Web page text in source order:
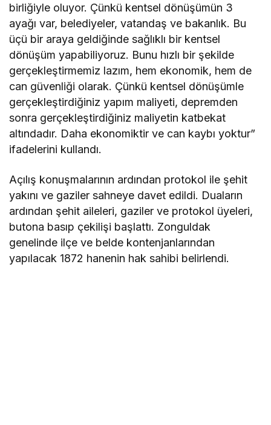
birliğiyle oluyor. Çünkü kentsel dönüşümün 3
ayağı var, belediyeler, vatandaş ve bakanlık. Bu
üçü bir araya geldiğinde sağlıklı bir kentsel
dönüşüm yapabiliyoruz. Bunu hızlı bir şekilde
gerçekleştirmemiz lazım, hem ekonomik, hem de
can güvenliği olarak. Çünkü kentsel dönüşümle
gerçekleştirdiğiniz yapım maliyeti, depremden
sonra gerçekleştirdiğiniz maliyetin katbekat
altındadır. Daha ekonomiktir ve can kaybı yoktur”
ifadelerini kullandı.
Açılış konuşmalarının ardından protokol ile şehit
yakını ve gaziler sahneye davet edildi. Duaların
ardından şehit aileleri, gaziler ve protokol üyeleri,
butona basıp çekilişi başlattı. Zonguldak
genelinde ilçe ve belde kontenjanlarından
yapılacak 1872 hanenin hak sahibi belirlendi.